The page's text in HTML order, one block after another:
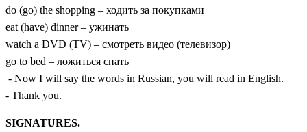
do (go) the shopping – ходить за покупками
eat (have) dinner – ужинать
watch a DVD (TV) – смотреть видео (телевизор)
go to bed – ложиться спать
- Now I will say the words in Russian, you will read in English.
- Thank you.
SIGNATURES.